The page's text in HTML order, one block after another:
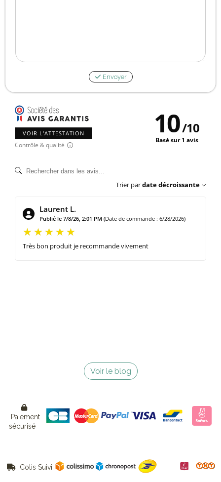
Envoyer
VOIR L'ATTESTATION
Contrôle & qualité
10/10
Basé sur 1 avis
Trier pardate décroissante
Laurent L.
Publié le 7/8/26, 2:01 PM (Date de commande : 6/28/2026)
Très bon produit je recommande vivement
Voir le blog

Paiement
sécurisé
 Colis Suivi